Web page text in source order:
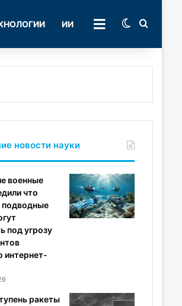
ИИ РУБРИКИSwitch skin
новости науки
военные
что
под угрозу
интернет-
ракеты